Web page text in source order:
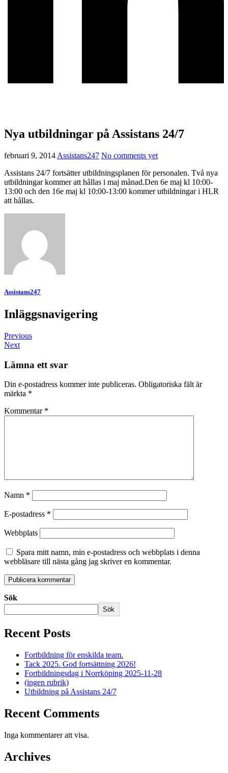
Nya utbildningar på Assistans 24/7
februari 9, 2014 Assistans247 No comments yet
Assistans 24/7 fortsätter utbildningsplanen för personalen. Två nya
utbildningar kommer att hållas i maj månad.Den 6e maj kl 10:00-
13:00 och den 16e maj kl 10:00-13:00 kommer utbildningar i HLR
att hållas.
Assistans247
Inläggsnavigering
Previous
Next
Lämna ett svar
Din e-postadress kommer inte publiceras. Obligatoriska fält är
märkta *
Kommentar *
Namn *
E-postadress *
Webbplats
Spara mitt namn, min e-postadress och webbplats i denna
webbläsare till nästa gång jag skriver en kommentar.
Sök
Sök
Recent Posts
Fortbildning för enskilda team.
Tack 2025. God fortsättning 2026!
Fortbildningsdag i Norrköping 2025-11-28
(ingen rubrik)
Utbildning på Assistans 24/7
Recent Comments
Inga kommentarer att visa.
Archives